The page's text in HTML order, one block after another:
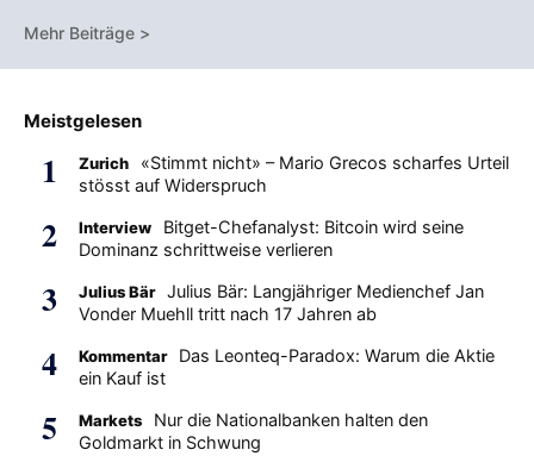
Mehr Beiträge >
Meistgelesen
Zurich
«Stimmt nicht» – Mario Grecos scharfes Urteil
stösst auf Widerspruch
Interview
Bitget-Chefanalyst: Bitcoin wird seine
Dominanz schrittweise verlieren
Julius Bär
Julius Bär: Langjähriger Medienchef Jan
Vonder Muehll tritt nach 17 Jahren ab
Kommentar
Das Leonteq-Paradox: Warum die Aktie
ein Kauf ist
Markets
Nur die Nationalbanken halten den
Goldmarkt in Schwung